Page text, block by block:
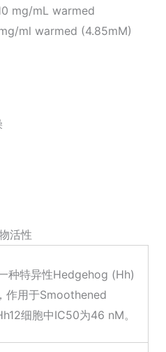
mg/mL warmed
ml warmed (4.85mM)
活性
种特异性Hedgehog (Hh)
作用于Smoothened
细胞中IC50为46 nM。